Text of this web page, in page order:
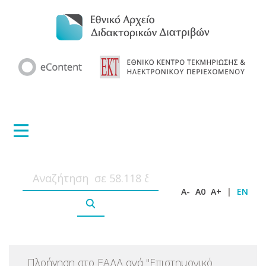
A- A0 A+ | EN
Πλοήγηση στο ΕΑΔΔ ανά "Επιστημονικό